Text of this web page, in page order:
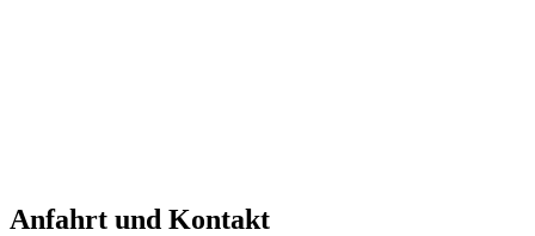
Anfahrt und Kontakt